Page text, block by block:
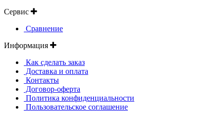
Сервис
Сравнение
Информация
Как сделать заказ
Доставка и оплата
Контакты
Договор-оферта
Политика конфиденциальности
Пользовательское соглашение